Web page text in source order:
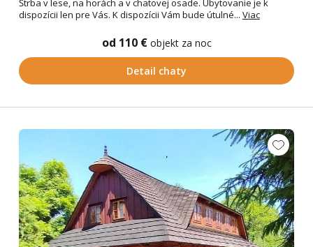
Štrba v lese, na horách a v chatovej osade. Ubytovanie je k
dispozícii len pre Vás. K dispozícii Vám bude útulné... Viac
od 110 € objekt za noc
Detail chaty